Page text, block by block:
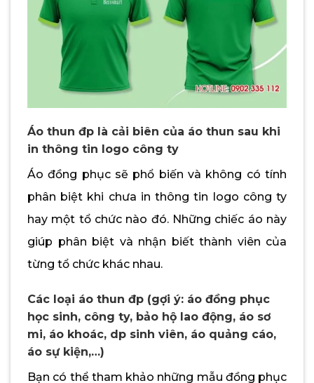
Áo thun đp là cải biên của áo thun sau khi
in thông tin logo công ty
Áo đồng phục sẽ phổ biến và không có tính
phân biệt khi chưa in thông tin logo công ty
hay một tổ chức nào đó. Những chiếc áo này
giúp phân biệt và nhận biết thành viên của
từng tổ chức khác nhau.
Các loại áo thun đp (gợi ý: áo đồng phục
học sinh, công ty, bảo hộ lao động, áo sơ
mi, áo khoác, dp sinh viên, áo quảng cáo,
áo sự kiện,…)
Bạn có thể tham khảo những mẫu đồng phục